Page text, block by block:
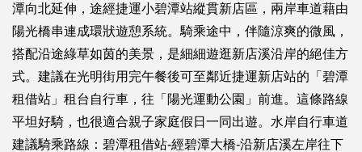
潭向北延伸，途經捷運小碧潭站縱貫新店區，兩岸車道藉由
陽光橋串連成環狀遊憩系統。騎乘途中，伴隨涼爽的微風，
搭配沿途綠草如茵的美景，是細細遊逛新店溪沿岸的絕佳方
式。建議在光明街用完午餐後可至鄰近捷運新店站的「碧潭
租借站」租台自行車，往「陽光運動公園」前進。這條路線
平坦好騎，也很適合親子家庭假日一同出遊。水岸自行車道
建議騎乘路線：碧潭租借站-經碧潭大橋-沿新店溪左岸往下